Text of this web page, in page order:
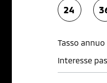
24
Tasso
Interesse